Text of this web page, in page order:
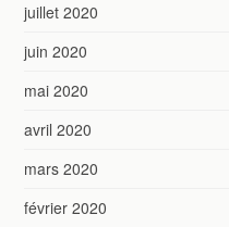
juillet 2020
juin 2020
mai 2020
avril 2020
mars 2020
février 2020